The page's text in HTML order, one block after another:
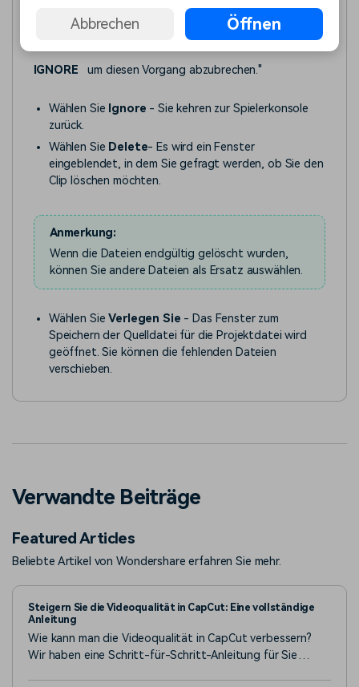
nicht gefunden werden" angezeigt. Klicken Sie auf
RELOCATEum zu versuchen, die Datei erneut zu
um sie zu löschen, oder
IGNORE um diesen Vorgang abzubrechen."
Wählen Sie Ignore - Sie kehren zur Spielerkonsole
zurück.
Wählen Sie Delete- Es wird ein Fenster
eingeblendet, in dem Sie gefragt werden, ob Sie den
Clip löschen möchten.
Anmerkung:
Wenn die Dateien endgültig gelöscht wurden,
können Sie andere Dateien als Ersatz auswählen.
Wählen SieVerlegen Sie - Das Fenster zum
Speichern der Quelldatei für die Projektdatei wird
geöffnet. Sie können die fehlenden Dateien
verschieben.
Verwandte Beiträge
Featured Articles
Beliebte Artikel von Wondershare erfahren Sie mehr.
Steigern Sie die Videoqualität in CapCut: Eine vollständige
Anleitung
Wie kann man die Videoqualität in CapCut verbessern?
Wir haben eine Schritt-für-Schritt-Anleitung für Sie
Abbrechen Öffnen